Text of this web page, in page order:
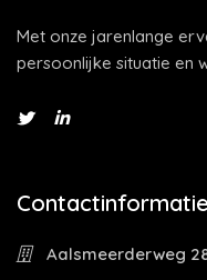
Met onze jarenlange
persoonlijke situatie en
Contactinformatie
Aalsmeerderweg